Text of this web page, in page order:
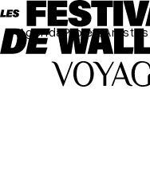
AgendaProjetsArtistes